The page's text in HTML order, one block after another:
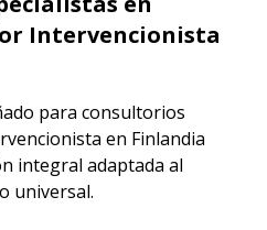
Intervencionista
para consultorios
en Finlandia
integral adaptada al
universal.